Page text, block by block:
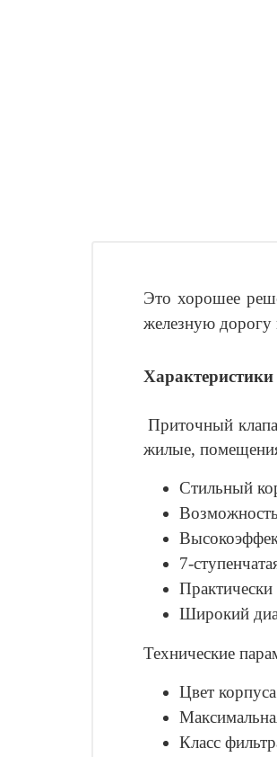
Это хорошее
железную дорогу
Приточный
жилые,
Стильный
7-
Широкий
Технические
Цвет
Класс